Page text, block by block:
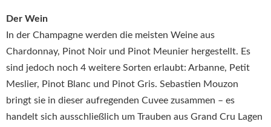
Der Wein
In der Champagne werden die meisten Weine aus
Chardonnay, Pinot Noir und Pinot Meunier hergestellt. Es
sind jedoch noch 4 weitere Sorten erlaubt: Arbanne, Petit
Meslier, Pinot Blanc und Pinot Gris. Sebastien Mouzon
bringt sie in dieser aufregenden Cuvee zusammen – es
handelt sich ausschließlich um Trauben aus Grand Cru Lagen